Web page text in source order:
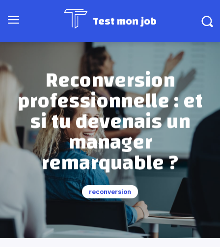
Test mon job
Reconversion
professionnelle : et
si tu devenais un
manager
remarquable ?
reconversion